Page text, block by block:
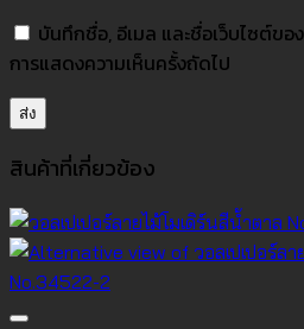
บันทึกชื่อ, อีเมล และชื่อเว็บไซต์ขอ
การแสดงความเห็นครั้งถัดไป
สินค้าที่เกี่ยวข้อง